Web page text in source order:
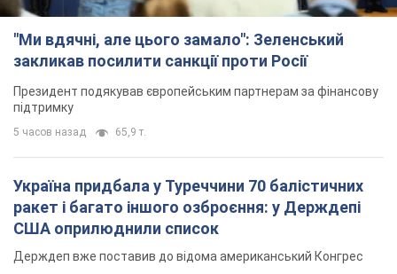
"Ми вдячні, але цього замало": Зеленський
закликав посилити санкції проти Росії
Президент подякував європейським партнерам за фінансову
підтримку
5 часов назад 65,9 т.
Україна придбала у Туреччини 70 балістичних
ракет і багато іншого озброєння: у Держдепі
США оприлюднили список
Держдеп вже поставив до відома американський Конгрес